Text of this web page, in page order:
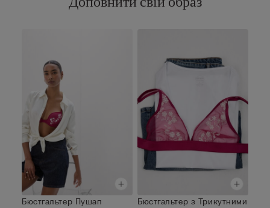
Бюстгальтер Пушап
Бюстгальтер з Трикутними